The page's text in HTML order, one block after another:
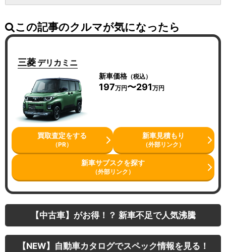
この記事のクルマが気になったら
三菱デリカミニ
新車価格（税込）
197万円〜291万円
買取査定をする
（PR）
新車見積もり
（外部リンク）
新車サブスクを探す
（外部リンク）
【中古車】がお得！？ 新車不足で人気沸騰
【NEW】自動車カタログでスペック情報を見る！